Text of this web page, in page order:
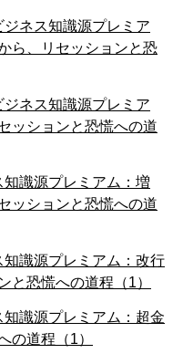
ネス知識源プレミア
ら、リセッションと恐
ネス知識源プレミア
ッションと恐慌への道
識源プレミアム：増
ッションと恐慌への道
知識源プレミアム：改行
と恐慌への道程（1）
識源プレミアム：超金
の道程（1）